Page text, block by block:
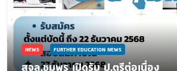
NEWS FURTHER EDUCATION NEWS
สจล.ชุมพร เปิดรับ ป.ตรีต่อเนื่อง